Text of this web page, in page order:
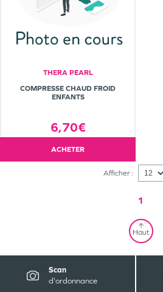
THERA PEARL
COMPRESSE CHAUD FROID
ENFANTS
6,70€
ACHETER
Afficher :
1
Haut
Scan
d'ordonnance